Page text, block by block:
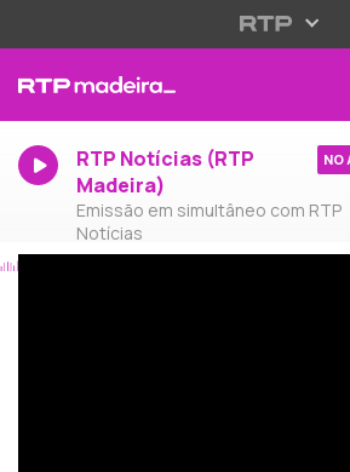
RTP Notícias (RTP
Madeira)
Emissão em simultâneo com RTP
Notícias
NO